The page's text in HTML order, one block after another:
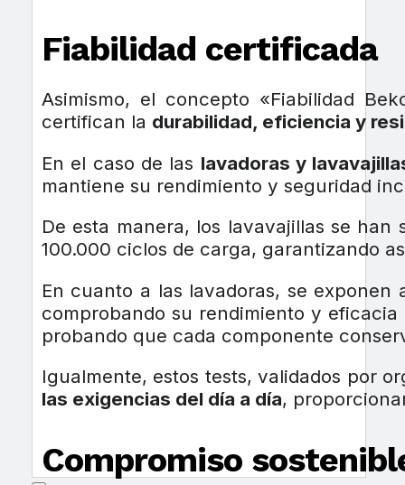
Fiabilidad certificada
Asimismo, el concepto «Fiabilidad
certifican la durabilidad, eficiencia y
En el caso de las lavadoras y
mantiene su rendimiento y seguridad
De esta manera, los lavavajillas se
100.000 ciclos de carga, garantizando
En cuanto a las lavadoras, se
comprobando su rendimiento y
probando que cada componente
Igualmente, estos tests, validados por
las exigencias del día a día,
Compromiso